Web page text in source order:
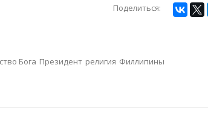
Поделиться:
Бога Президент религия Филлипины